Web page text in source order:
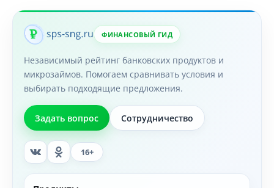
ФИНАНСОВЫЙ ГИД
Независимый рейтинг банковских продуктов и
микрозаймов. Помогаем сравнивать условия и
выбирать подходящие предложения.
Задать вопрос Сотрудничество
16+